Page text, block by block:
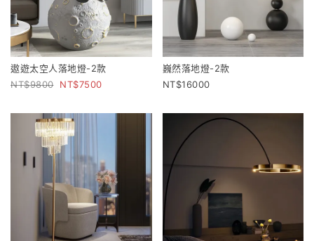
遨遊太空人落地燈-2款
9800
7500
巍然落地燈-2款
16000